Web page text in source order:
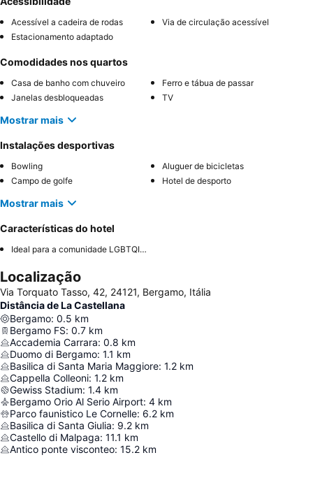
Acessível a cadeira de rodas
Via de circulação acessível
Estacionamento adaptado
Comodidades nos quartos
Casa de banho com chuveiro
Ferro e tábua de passar
Janelas desbloqueadas
TV
Mostrar mais
Instalações desportivas
Bowling
Aluguer de bicicletas
Campo de golfe
Hotel de desporto
Mostrar mais
Características do hotel
Ideal para a comunidade LGBTQIA+
Localização
Via Torquato Tasso, 42, 24121, Bergamo, Itália
Distância de La Castellana
Bergamo: 0.5 km
Bergamo FS: 0.7 km
Accademia Carrara: 0.8 km
Duomo di Bergamo: 1.1 km
Basilica di Santa Maria Maggiore: 1.2 km
Cappella Colleoni: 1.2 km
Gewiss Stadium: 1.4 km
Bergamo Orio Al Serio Airport: 4 km
Parco faunistico Le Cornelle: 6.2 km
Basilica di Santa Giulia: 9.2 km
Castello di Malpaga: 11.1 km
Antico ponte visconteo: 15.2 km